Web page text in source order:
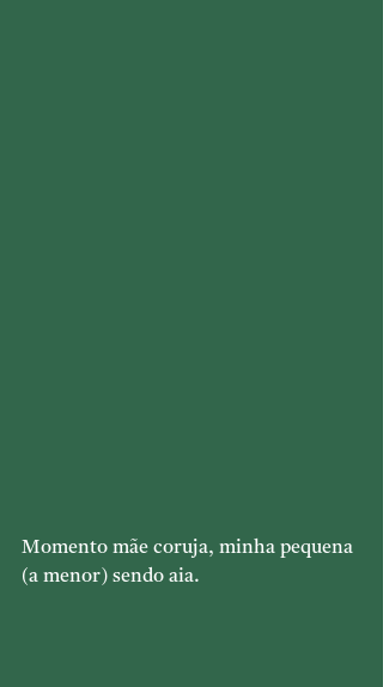
Momento mãe coruja, minha pequena
(a menor) sendo aia.